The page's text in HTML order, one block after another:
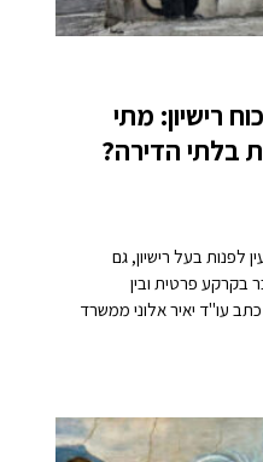
רישיון: מתי
בלתי הדירה?
לפנות בעל רישיון, גם
בקרקע פרטית ובין
עו"ד יאיר אלוני ממשרד